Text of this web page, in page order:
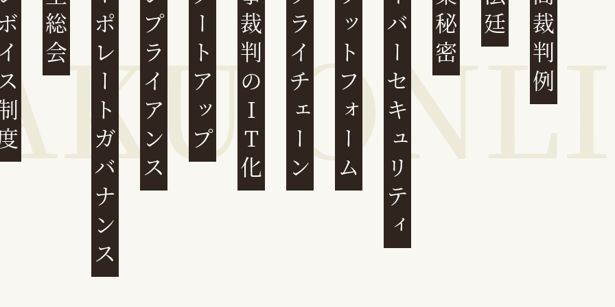
制度 コーポレートガバナンスコンプライアンススタートアップ民事裁判のIT化サプライチェーンプラットフォームサイバーセキュリティ